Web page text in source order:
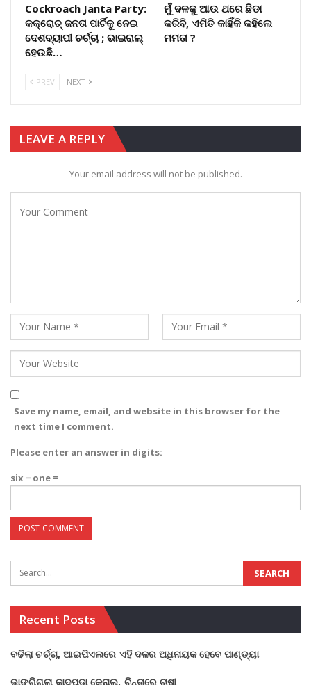
Cockroach Janta Party:
କକ୍ରୋଚ୍ ଜନତା ପାର୍ଟିକୁ ନେଇ
ଦେଶବ୍ୟାପୀ ଚର୍ଚ୍ଚା ; ଭାଇରାଲ୍
ହେଉଛି…
ମୁଁ ଦଳକୁ ଆଉ ଥରେ ଛିଡା
କରିବି, ଏମିତି କାହିଁକି କହିଲେ
ମମତା ?
PREV NEXT
LEAVE A REPLY
Your email address will not be published.
Save my name, email, and website in this browser for the
next time I comment.
Please enter an answer in digits:
six − one =
Recent Posts
ବଢିଲା ଚର୍ଚ୍ଚା, ଆଇପିଏଲରେ ଏହି ଦଳର ଅଧିନାୟକ ହେବେ ପାଣ୍ଡ୍ୟା
ଭାଙ୍ଗିଗଲା କାଦପଡା କେନାଲ, ଚିନ୍ତାରେ ଚାଷୀ